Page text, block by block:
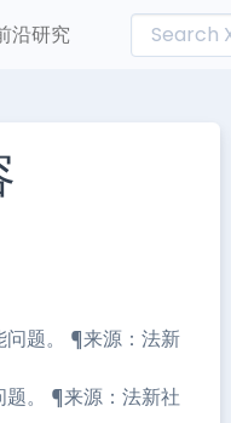
沿研究
。 ¶来源：法新社